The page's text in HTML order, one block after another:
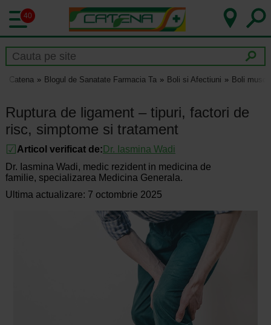
40
Catena Blogul de Sanatate Farmacia Ta Boli si Afectiuni Boli
Ruptura de ligament – tipuri, factori de
risc, simptome si tratament
Articol verificat de: Dr. Iasmina Wadi
Dr. Iasmina Wadi, medic rezident in medicina de
familie, specializarea Medicina Generala.
Ultima actualizare: 7 octombrie 2025